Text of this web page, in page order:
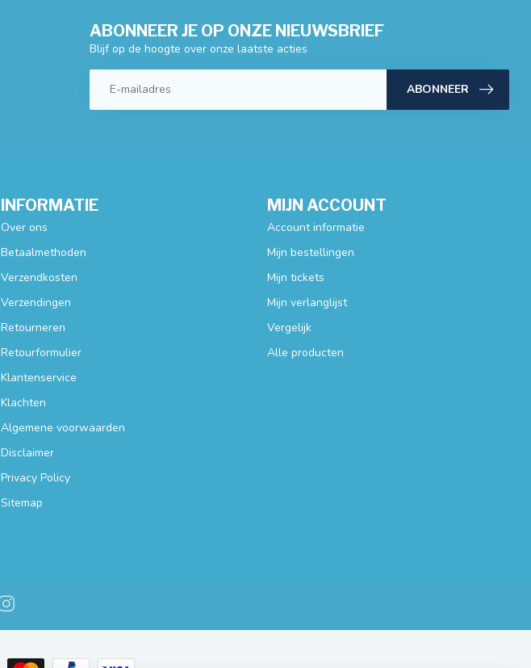
ABONNEER JE OP ONZE NIEUWSBRIEF
Blijf op de hoogte over onze laatste acties
ABONNEER
INFORMATIE
Over ons
Betaalmethoden
Verzendkosten
Verzendingen
Retourneren
Retourformulier
Klantenservice
Klachten
Algemene voorwaarden
Disclaimer
Privacy Policy
Sitemap
MIJN ACCOUNT
Account informatie
Mijn bestellingen
Mijn tickets
Mijn verlanglijst
Vergelijk
Alle producten